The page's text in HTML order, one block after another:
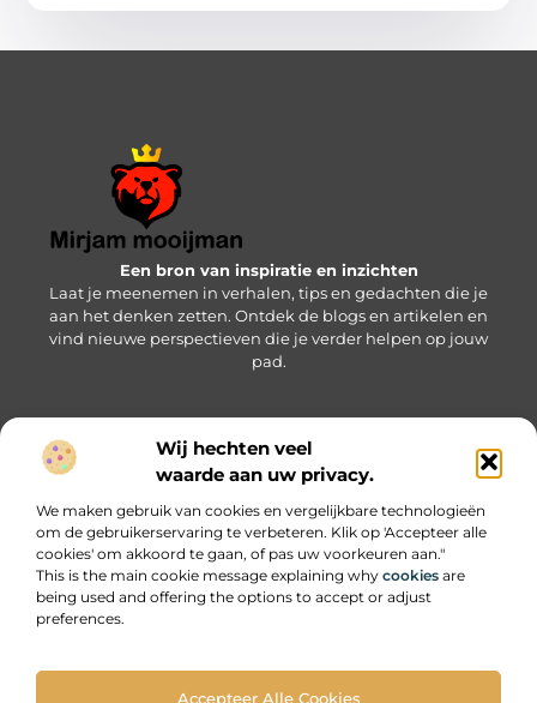
Wij hechten veel
waarde aan uw privacy.
We maken gebruik van cookies en vergelijkbare technologieën
om de gebruikerservaring te verbeteren. Klik op 'Accepteer alle
cookies' om akkoord te gaan, of pas uw voorkeuren aan."
This is the main cookie message explaining why cookies are
being used and offering the options to accept or adjust
preferences.
Accepteer Alle Cookies
Een bron van inspiratie en inzichten
Laat je meenemen in verhalen, tips en gedachten die je
aan het denken zetten. Ontdek de blogs en artikelen en
vind nieuwe perspectieven die je verder helpen op jouw
pad.
Bericht categorie
Onze informatie